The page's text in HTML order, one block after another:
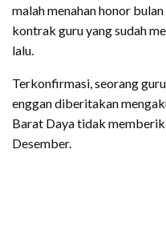
malah menahan honor
kontrak guru yang sudah
lalu.
Terkonfirmasi, seorang
enggan diberitakan
Barat Daya tidak
Desember.